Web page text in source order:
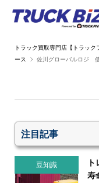
ース
佐川グローバルロジ
注目記事
豆知識
寿